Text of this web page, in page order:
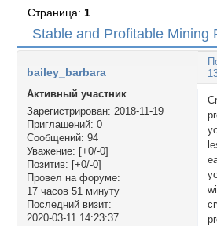
Stable and Profitable Mining
Страница: 1
bailey_barbara
Активный участник
Зарегистрирован: 2018-11-19
Приглашений: 0
Сообщений: 94
Уважение: [+0/-0]
Позитив: [+0/-0]
Провел на форуме:
17 часов 51 минуту
Последний визит:
2020-03-11 14:23:37